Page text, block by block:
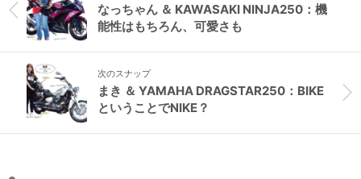
なっちゃん ＆ KAWASAKI NINJA250：機
能性はもちろん、可愛さも
次のスナップ
まき ＆ YAMAHA DRAGSTAR250：BIKE
ということでNIKE？